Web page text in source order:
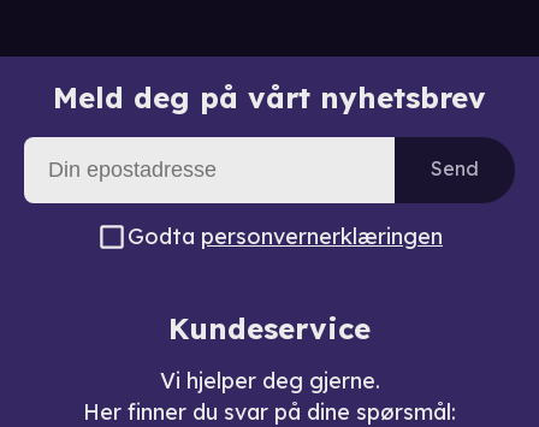
Meld deg på vårt nyhetsbrev
Send
Godta personvernerklæringen
Kundeservice
Vi hjelper deg gjerne.
Her finner du svar på dine spørsmål: